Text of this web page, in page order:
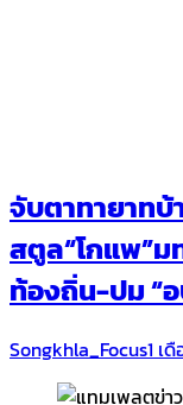
จับตาทายาท
สตูล“โกแพ”
ท้องถิ่น-ปม “
Songkhla_Focus1 เ